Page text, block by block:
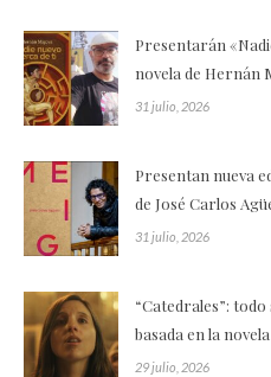
Presentarán
novela de Hernán
31 julio, 2026
Presentan nueva
de José Carlos
31 julio, 2026
“Catedrales”:
basada en la
29 julio, 2026